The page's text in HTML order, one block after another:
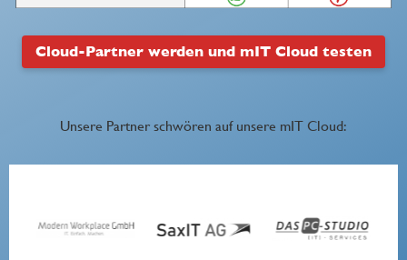
Cloud-Partner werden und mIT Cloud testen
Unsere Partner schwören auf unsere mIT Cloud: